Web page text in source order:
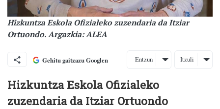
Hizkuntza Eskola Ofizialeko zuzendaria da Itziar
Ortuondo. Argazkia: ALEA
Gehitu gaitzazu Googlen Entzun Itzuli
Hizkuntza Eskola Ofizialeko
zuzendaria da Itziar Ortuondo